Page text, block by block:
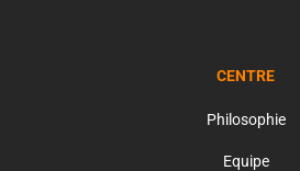
CENTRE
Philosophie
Equipe